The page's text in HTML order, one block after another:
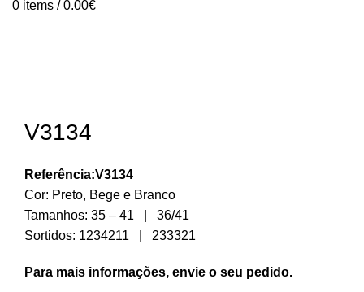
0 items / 0.00€
V3134
Referência:V3134
Cor: Preto, Bege e Branco
Tamanhos: 35 – 41 | 36/41
Sortidos: 1234211 | 233321
Para mais informações, envie o seu pedido.